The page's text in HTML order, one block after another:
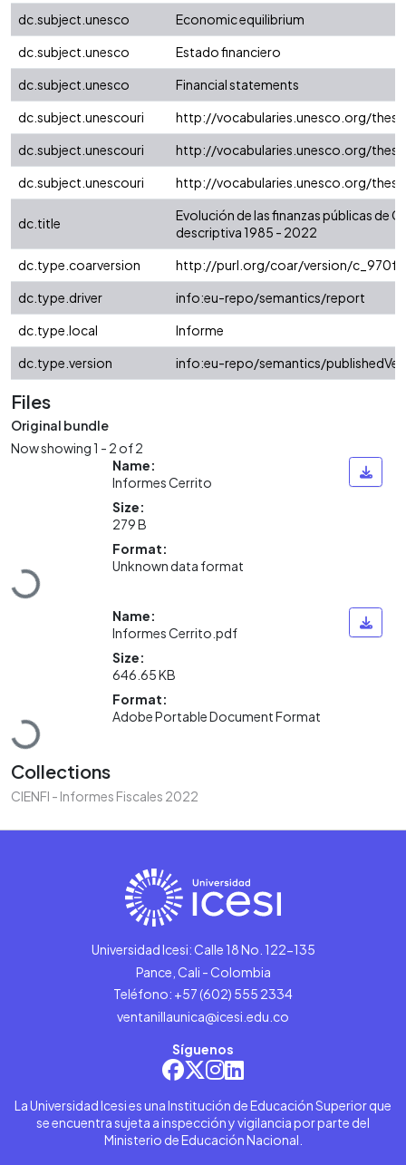
dc.subject.unesco
Economic equilibrium
dc.subject.unesco
Estado financiero
dc.subject.unesco
Financial statements
dc.subject.unescouri
http://vocabularies.unesco.org/
dc.subject.unescouri
http://vocabularies.unesco.org/
dc.subject.unescouri
http://vocabularies.unesco.org/
dc.title
Evolución de las finanzas públicas de
descriptiva 1985 - 2022
dc.type.coarversion
http://purl.org/coar/version/
dc.type.driver
info:eu-repo/semantics/report
dc.type.local
Informe
dc.type.version
info:eu-repo/semantics/
Files
Original bundle
Now showing1 - 2 of 2
Loading...
Name:
Informes Cerrito
Size:
279 B
Format:
Unknown data format
Loading...
Name:
Informes Cerrito.pdf
Size:
646.65 KB
Format:
Adobe Portable Document Format
Collections
CIENFI - Informes Fiscales 2022
Universidad Icesi: Calle 18 No. 122-135
Pance, Cali - Colombia
Teléfono: +57 (602) 555 2334
ventanillaunica@icesi.edu.co
Síguenos
La Universidad Icesi es una Institución de Educación Superior que
se encuentra sujeta a inspección y vigilancia por parte del
Ministerio de Educación Nacional.